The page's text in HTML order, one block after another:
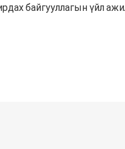
байгууллагын үйл